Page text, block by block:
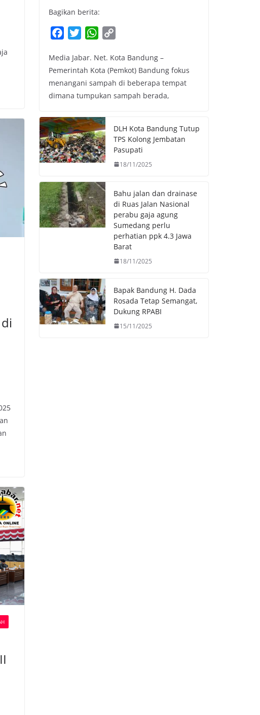
Bagikan berita:
c
e
b
o
k
i
t
t
e
W
a
t
s
A
p
p
y
L
i
k
Media Jabar. Net. Kota Bandung –
Pemerintah Kota (Pemkot) Bandung fokus
menangani sampah di beberapa tempat
dimana tumpukan sampah berada,
DLH Kota Bandung Tutup
TPS Kolong Jembatan
Pasupati
18/11/2025
Bahu jalan dan drainase
di Ruas Jalan Nasional
perabu gaja agung
Sumedang perlu
perhatian ppk 4.3 Jawa
Barat
18/11/2025
Bapak Bandung H. Dada
Rosada Tetap Semangat,
Dukung RPABI
15/11/2025